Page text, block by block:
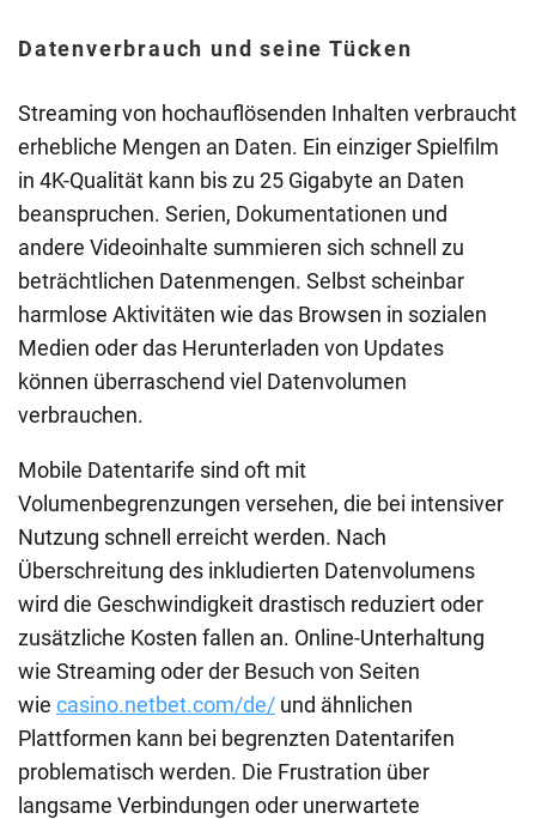
Datenverbrauch und seine Tücken
Streaming von hochauflösenden Inhalten verbraucht
erhebliche Mengen an Daten. Ein einziger Spielfilm
in 4K-Qualität kann bis zu 25 Gigabyte an Daten
beanspruchen. Serien, Dokumentationen und
andere Videoinhalte summieren sich schnell zu
beträchtlichen Datenmengen. Selbst scheinbar
harmlose Aktivitäten wie das Browsen in sozialen
Medien oder das Herunterladen von Updates
können überraschend viel Datenvolumen
verbrauchen.
Mobile Datentarife sind oft mit
Volumenbegrenzungen versehen, die bei intensiver
Nutzung schnell erreicht werden. Nach
Überschreitung des inkludierten Datenvolumens
wird die Geschwindigkeit drastisch reduziert oder
zusätzliche Kosten fallen an. Online-Unterhaltung
wie Streaming oder der Besuch von Seiten
wie casino.netbet.com/de/ und ähnlichen
Plattformen kann bei begrenzten Datentarifen
problematisch werden. Die Frustration über
langsame Verbindungen oder unerwartete